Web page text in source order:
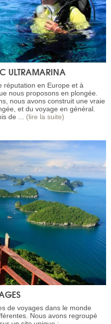
ULTRAMARINA
réputation en Europe et à
nous proposons en plongée.
nous avons construit une vraie
et du voyage en général.
de ... (lire la suite)
de voyages dans le monde
Nous avons regroupé